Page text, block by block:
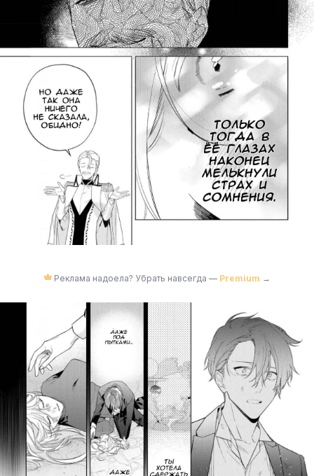
Реклама надоела? Убрать навсегда — Premium →